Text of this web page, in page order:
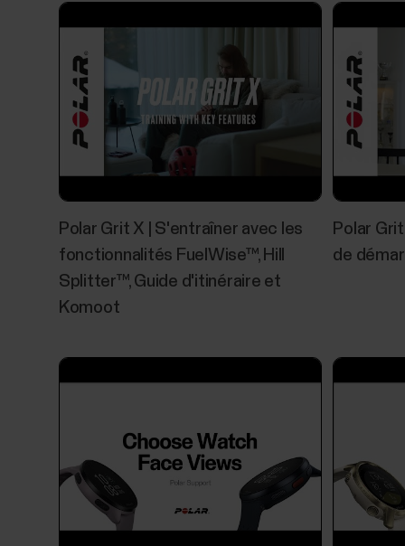
Polar Grit X | S'entraîner avec les
fonctionnalités FuelWise™, Hill
Splitter™, Guide d'itinéraire et
Komoot
Polar
de